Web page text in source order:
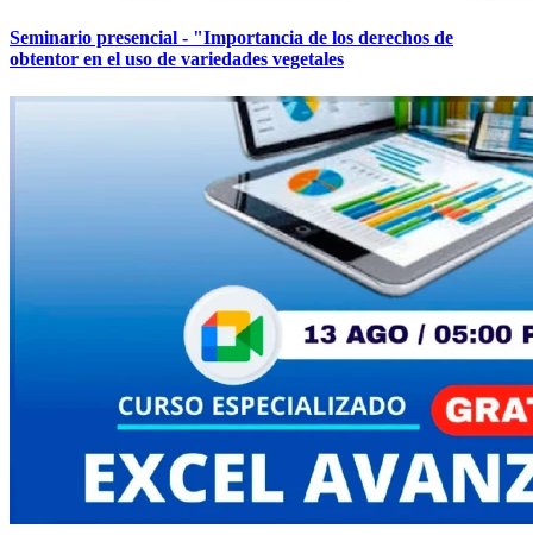
Seminario presencial - "Importancia de los derechos de
obtentor en el uso de variedades vegetales